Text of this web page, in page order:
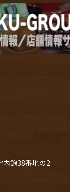
内鉋38番地の2